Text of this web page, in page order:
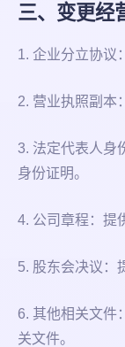
三、变更经
1. 企业分立协议
2. 营业执照副本
3. 法定代表人身
身份证明。
4. 公司章程：提
5. 股东会决议：
6. 其他相关文件
关文件。